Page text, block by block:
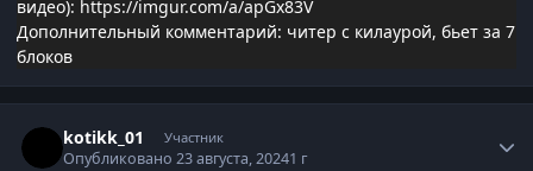
видео): https://imgur.com/a/apGx83V
Дополнительный комментарий: читер с килаурой, бьет за 7
блоков
kotikk_01 Участник
Опубликовано23 августа, 20241 г